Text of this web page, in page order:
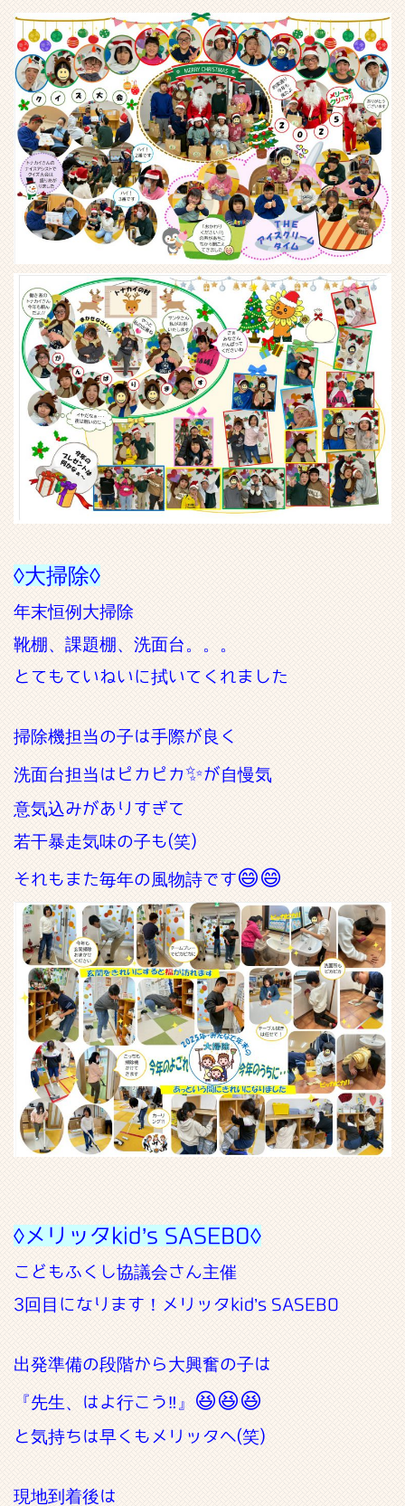
◊大掃除◊
年末恒例大掃除
靴棚、課題棚、洗面台。。。
とてもていねいに拭いてくれました
掃除機担当の子は手際が良く
洗面台担当はピカピカ✨が自慢気
意気込みがありすぎて
若干暴走気味の子も(笑)
それもまた毎年の風物詩です😄😄
◊メリッタkid’s SASEBO◊
こどもふくし協議会さん主催
3回目になります！メリッタkid’s SASEBO
出発準備の段階から大興奮の子は
『先生、はよ行こう‼』 😆😆😆
と気持ちは早くもメリッタへ(笑)
現地到着後は